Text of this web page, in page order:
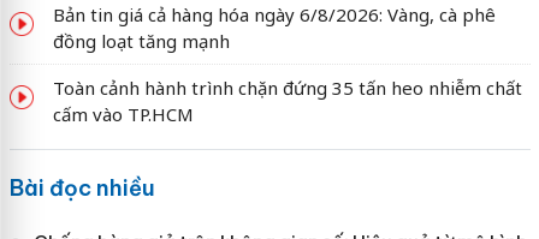
Bản tin giá cả hàng hóa ngày 6/8/2026: Vàng, cà phê
đồng loạt tăng mạnh
Toàn cảnh hành trình chặn đứng 35 tấn heo nhiễm chất
cấm vào TP.HCM
Bài đọc nhiều